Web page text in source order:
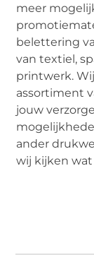
meer
belettering
van textiel,
printwerk.
assortiment
jouw
ander
wij kijken